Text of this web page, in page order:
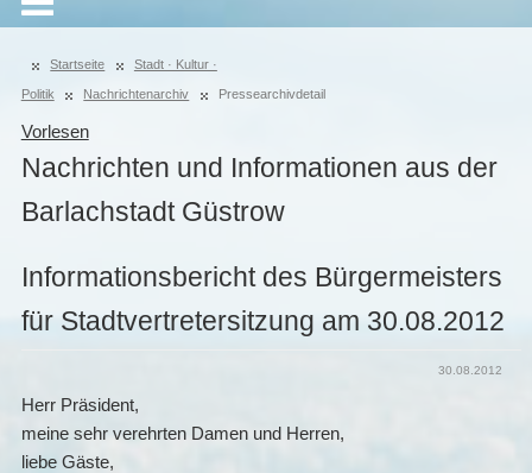
Startseite Stadt · Kultur ·
Politik Nachrichtenarchiv Pressearchivdetail
Vorlesen
Nachrichten und Informationen aus der
Barlachstadt Güstrow
Informationsbericht des Bürgermeisters
für Stadtvertretersitzung am 30.08.2012
30.08.2012
Herr Präsident,
meine sehr verehrten Damen und Herren,
liebe Gäste,